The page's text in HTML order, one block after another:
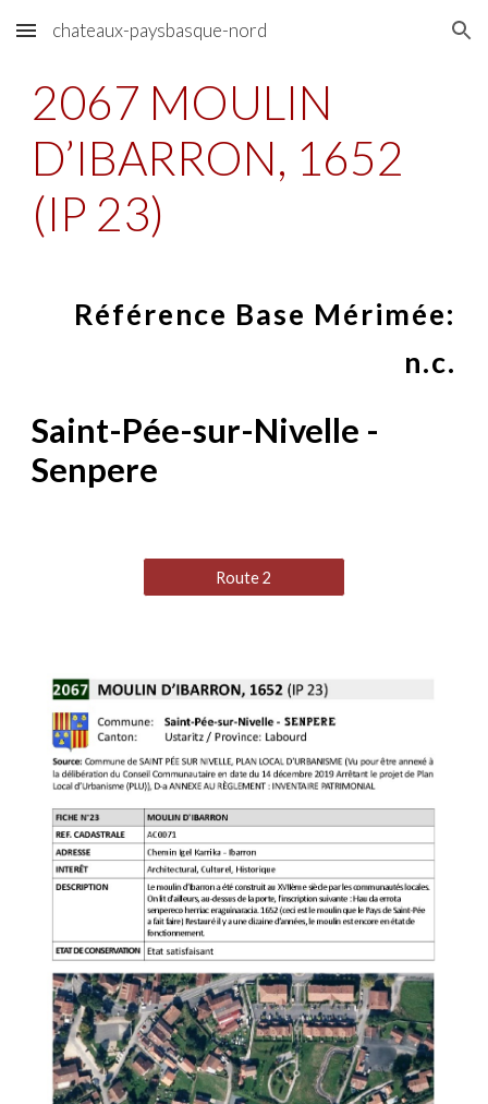
Skip to main content Skip to navigation
chateaux-paysbasque-nord
2067 MOULIN
D’IBARRON, 1652
(IP 23)
Référence Base Mérimée:
n.c.
Saint-Pée-sur-Nivelle -
Senpere
Route 2